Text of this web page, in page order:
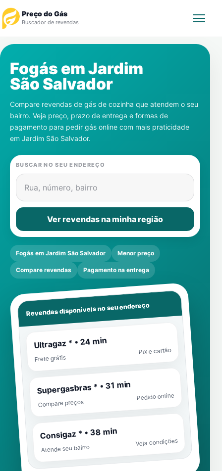
Preço do Gás
Buscador de revendas
Revendedor
Notícias
Cadastre-se
Gás
Contatos
Fogás emJardim
São Salvador
Compare revendas de gás de cozinha que atendem o seu
bairro. Veja preço, prazo de entrega e formas de
pagamento para pedir gás online com mais praticidade
em Jardim São Salvador.
BUSCAR NO SEU ENDEREÇO
Rua, número, bairro
Ver revendas na minha região
Fogás em Jardim São Salvador Menor preço
Compare revendas Pagamento na entrega
Revendas disponíveis no seu endereço
Ultragaz * • 24 min
Frete grátis
Pix e cartão
Supergasbras * • 31 min
Compare preços
Pedido online
Consigaz * • 38 min
Atende seu bairro
Veja condições